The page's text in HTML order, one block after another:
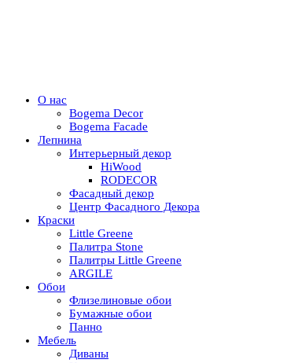
О нас
Bogema Decor
Bogema Facade
Лепнина
Интерьерный декор
HiWood
RODECOR
Фасадный декор
Центр Фасадного Декора
Краски
Little Greene
Палитра Stone
Палитры Little Greene
ARGILE
Обои
Флизелиновые обои
Бумажные обои
Панно
Мебель
Диваны